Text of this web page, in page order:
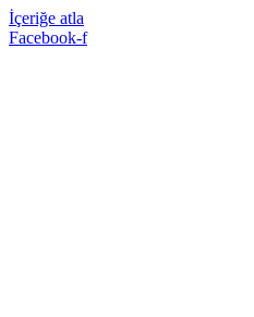
İçeriğe atla
Facebook-f